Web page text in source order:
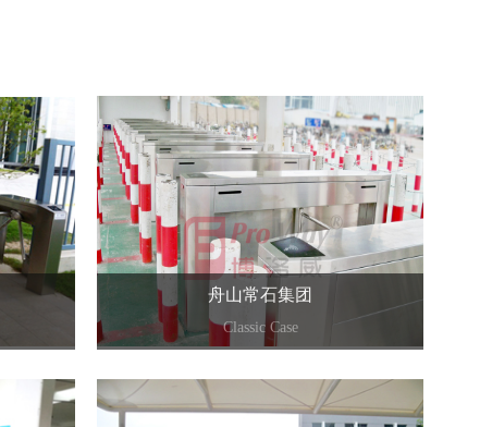
舟山常石集团
Classic Case